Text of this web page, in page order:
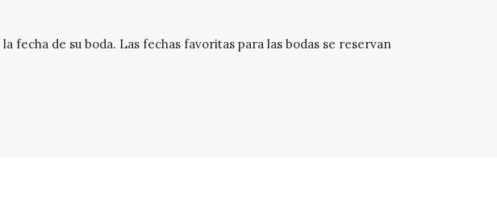
de su boda. Las fechas favoritas para las bodas se reservan